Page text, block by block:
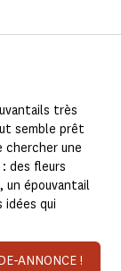
très
semble prêt
chercher une
des fleurs
un épouvantail
idées qui
ANNONCE !